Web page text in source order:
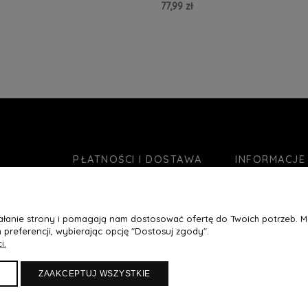
77,99 zł
PŁATNOŚCI I DOSTAWA
Koszty wysyłki
INFORMACJE
Blog
strony i pomagają nam dostosować ofertę do Twoich potrzeb.
wybierając opcję "Dostosuj zgody".
ZAAKCEPTUJ WSZYSTKIE